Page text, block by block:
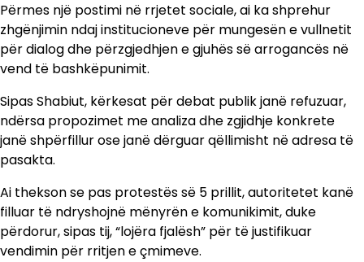
Përmes një postimi në rrjetet sociale, ai ka shprehur
zhgënjimin ndaj institucioneve për mungesën e vullnetit
për dialog dhe përzgjedhjen e gjuhës së arrogancës në
vend të bashkëpunimit.
Sipas Shabiut, kërkesat për debat publik janë refuzuar,
ndërsa propozimet me analiza dhe zgjidhje konkrete
janë shpërfillur ose janë dërguar qëllimisht në adresa të
pasakta.
Ai thekson se pas protestës së 5 prillit, autoritetet kanë
filluar të ndryshojnë mënyrën e komunikimit, duke
përdorur, sipas tij, “lojëra fjalësh” për të justifikuar
vendimin për rritjen e çmimeve.